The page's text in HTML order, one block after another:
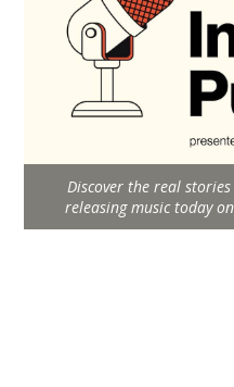
Discover the real
releasing music today